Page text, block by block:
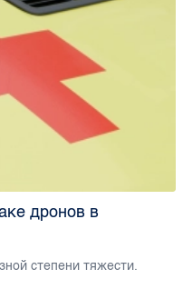
дронов в
степени тяжести.